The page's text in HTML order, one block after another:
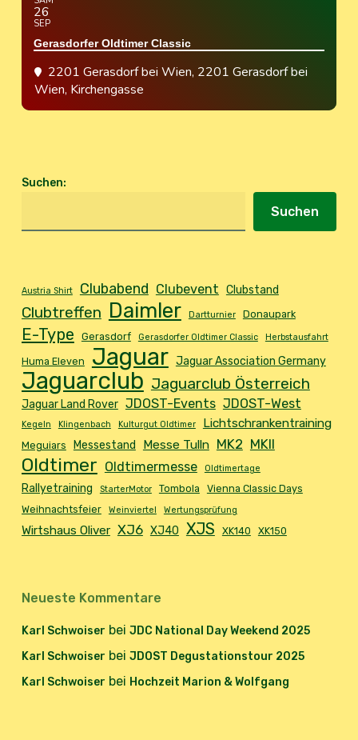
26
SEP
Gerasdorfer Oldtimer Classic
2201 Gerasdorf bei Wien, 2201 Gerasdorf bei
Wien, Kirchengasse
Suchen:
Suchen
Austria Shirt Clubabend Clubevent Clubstand
Clubtreffen Daimler Dartturnier Donaupark
E-Type Gerasdorf Gerasdorfer Oldtimer Classic Herbstausfahrt
Huma Eleven Jaguar Jaguar Association Germany
Jaguarclub Jaguarclub Österreich
Jaguar Land Rover JDOST-Events JDOST-West
Kegeln Klingenbach Kulturgut Oldtimer Lichtschrankentraining
Meguiars Messestand Messe Tulln MK2 MKII
Oldtimer Oldtimermesse Oldtimertage
Rallyetraining StarterMotor Tombola
Vienna Classic Days
Weihnachtsfeier
Weinviertel Wertungsprüfung
Wirtshaus Oliver XJ6 XJ40 XJS XK140 XK150
Neueste Kommentare
Karl Schwoiser bei JDC National Day Weekend 2025
Karl Schwoiser bei JDOST Degustationstour 2025
Karl Schwoiser bei Hochzeit Marion & Wolfgang